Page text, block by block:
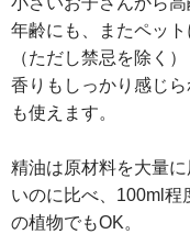
年齢にも、またペット
（ただし禁忌を除く）
香りもしっかり感じ
も使えます。
精油は原材料を大量
いのに比べ、100ml程
の植物でもOK。